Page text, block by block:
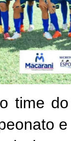
o time